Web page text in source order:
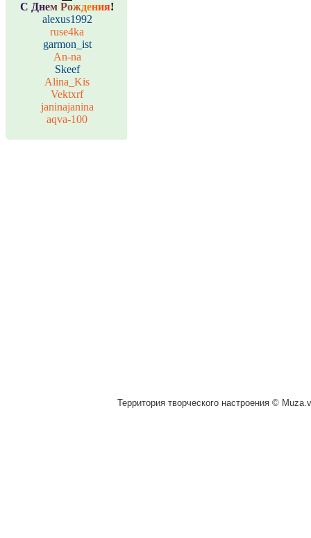
С Днем Рождения!
alexus1992
ruse4ka
garmon_ist
An-na
Skeef
Alina_Kis
Vektxrf
janinajanina
aqva-100
Территория творческого настроения ©